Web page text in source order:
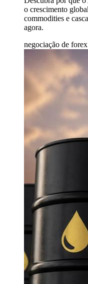
o crescimento
commodities e
agora.
negociação de forex